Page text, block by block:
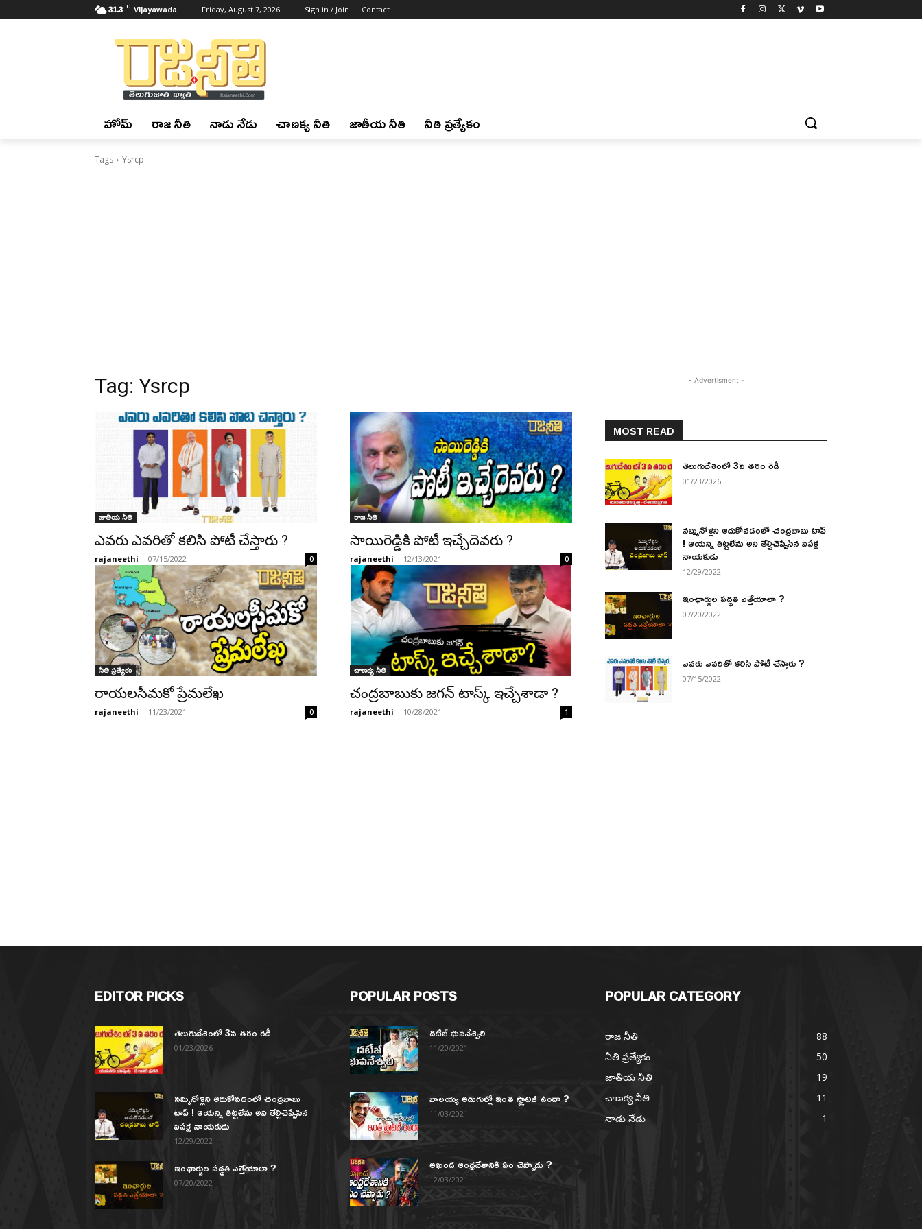
31.3 C Vijayawada Friday, August 7, 2026 Sign in / Join Contact
హోమ్ రాజ నీతి నాడు నేడు చాణక్య నీతి జాతీయ నీతి నీతి ప్రత్యేకం
Tags Ysrcp
Tag: Ysrcp
జాతీయ నీతి
ఎవరు ఎవరితో కలిసి పోటీ చేస్తారు ?
rajaneethi - 07/15/2022 0
రాజ నీతి
సాయిరెడ్డికి పోటీ ఇచ్చేదెవరు ?
rajaneethi - 12/13/2021 0
నీతి ప్రత్యేకం
రాయలసీమకో ప్రేమలేఖ
rajaneethi - 11/23/2021 0
చాణక్య నీతి
చంద్రబాబుకు జగన్ టాస్క్ ఇచ్చేశాడా ?
rajaneethi - 10/28/2021 1
- Advertisment -
MOST READ
తెలుగుదేశంలో 3వ తరం రెడీ
01/23/2026
నమ్మినోళ్లని ఆదుకోవడంలో చంద్రబాబు టాప్
! ఆయన్ని తిట్టలేను అని తేల్చిచెప్పేసిన విపక్ష
నాయకుడు
12/29/2022
ఇంఛార్జుల పద్ధతి ఎత్తేయాలా ?
07/20/2022
ఎవరు ఎవరితో కలిసి పోటీ చేస్తారు ?
07/15/2022
EDITOR PICKS
తెలుగుదేశంలో 3వ తరం రెడీ
01/23/2026
నమ్మినోళ్లని ఆదుకోవడంలో చంద్రబాబు
టాప్ ! ఆయన్ని తిట్టలేను అని తేల్చిచెప్పేసిన
విపక్ష నాయకుడు
12/29/2022
ఇంఛార్జుల పద్ధతి ఎత్తేయాలా ?
07/20/2022
POPULAR POSTS
దటీజ్ భువనేశ్వరి
11/20/2021
బాలయ్య అడుగుల్లో ఇంత స్ట్రాటజీ ఉందా ?
11/03/2021
అఖండ ఆంధ్రదేశానికి ఏం చెప్పాడు ?
12/03/2021
POPULAR CATEGORY
రాజ నీతి
88
నీతి ప్రత్యేకం
50
జాతీయ నీతి
19
చాణక్య నీతి
11
నాడు నేడు
1